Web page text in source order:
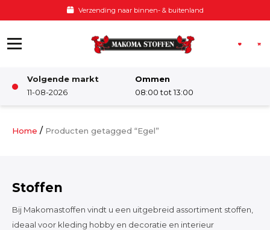
Voor 12:00 besteld,
Volgende markt
11-08-2026
Ommen
08:00 tot 13:00
Damesstoffen
Home / Producten getagged “Egel”
Stoffen
Bij Makomastoffen vindt u een uitgebreid assortiment stoffen,
ideaal voor kleding hobby en decoratie en interieur